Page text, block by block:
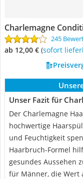
Charlemagne
245
ab 12,00 € ( Sofort
Unser Fazit für
Der Charlemagne
hochwertige
und Feuchtigkeit
Haarbruch-Formel
gesundes Aussehen
für Männer, die Wert